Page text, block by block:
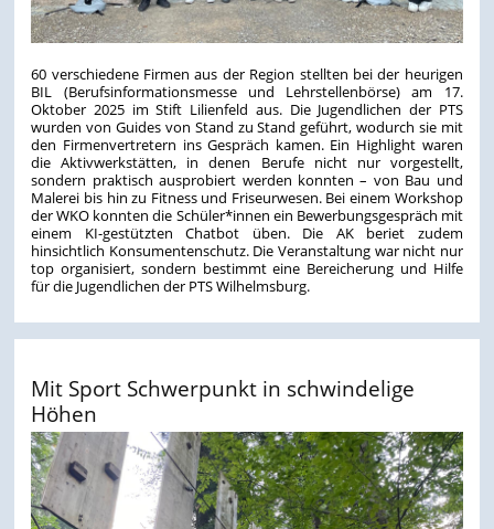
60 verschiedene Firmen aus der Region stellten bei der heurigen
BIL (Berufsinformationsmesse und Lehrstellenbörse) am 17.
Oktober 2025 im Stift Lilienfeld aus. Die Jugendlichen der PTS
wurden von Guides von Stand zu Stand geführt, wodurch sie mit
den Firmenvertretern ins Gespräch kamen. Ein Highlight waren
die Aktivwerkstätten, in denen Berufe nicht nur vorgestellt,
sondern praktisch ausprobiert werden konnten – von Bau und
Malerei bis hin zu Fitness und Friseurwesen. Bei einem Workshop
der WKO konnten die Schüler*innen ein Bewerbungsgespräch mit
einem KI-gestützten Chatbot üben. Die AK beriet zudem
hinsichtlich Konsumentenschutz. Die Veranstaltung war nicht nur
top organisiert, sondern bestimmt eine Bereicherung und Hilfe
für die Jugendlichen der PTS Wilhelmsburg.
Mit Sport Schwerpunkt in schwindelige
Höhen